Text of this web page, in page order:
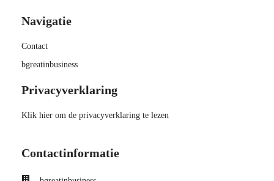
Navigatie
Contact
bgreatinbusiness
Privacyverklaring
Klik hier om de privacyverklaring te lezen
Contactinformatie